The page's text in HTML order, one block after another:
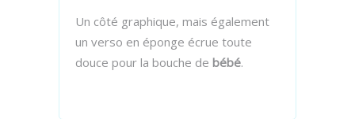
Un côté graphique, mais également
un verso en éponge écrue toute
douce pour la bouche de bébé.